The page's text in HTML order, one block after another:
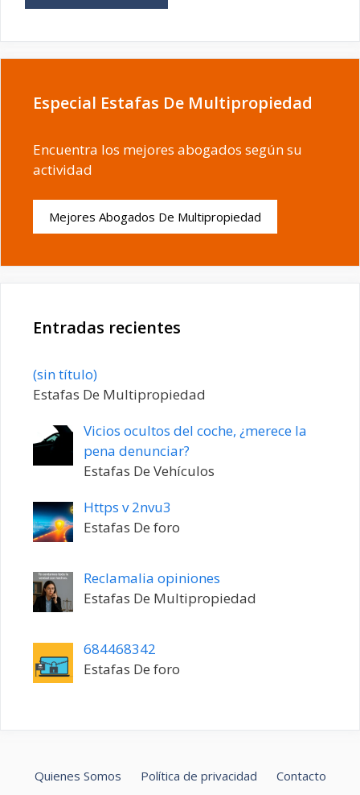
Especial Estafas De Multipropiedad
Encuentra los mejores abogados según su
actividad
Mejores Abogados De Multipropiedad
Entradas recientes
(sin título)Entrada
20198
Estafas De Multipropiedad
Vicios ocultos del coche, ¿merece la
pena denunciar?
Estafas De Vehículos
Https v 2nvu3
Estafas De foro
Reclamalia opiniones
Estafas De Multipropiedad
684468342
Estafas De foro
Quienes Somos Política de privacidad Contacto